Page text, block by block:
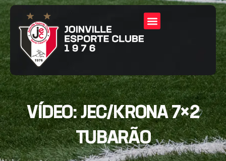
VÍDEO: JEC/KRONA 7×2
TUBARÃO